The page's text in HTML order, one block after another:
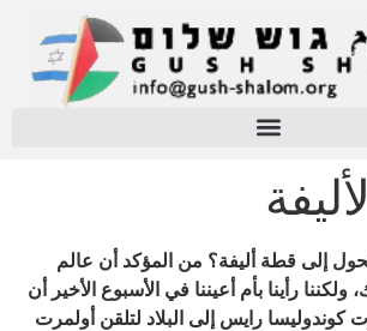
إلى قطة أليفة؟ من المؤكد أن عالم
رأينا بأم أعيننا في الأسبوع الأخير أن
رايس إلى البلاد لتلقن أولمرت